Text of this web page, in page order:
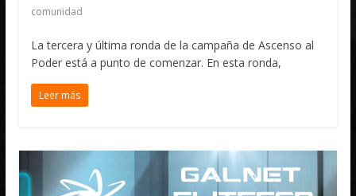
comunidad
La tercera y última ronda de la campaña de Ascenso al
Poder está a punto de comenzar. En esta ronda,
Leer más